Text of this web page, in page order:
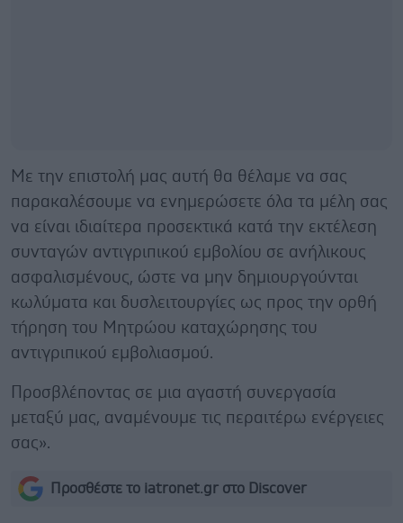
Με την επιστολή μας αυτή θα θέλαμε να σας
παρακαλέσουμε να ενημερώσετε όλα τα μέλη σας
να είναι ιδιαίτερα προσεκτικά κατά την εκτέλεση
συνταγών αντιγριπικού εμβολίου σε ανήλικους
ασφαλισμένους, ώστε να μην δημιουργούνται
κωλύματα και δυσλειτουργίες ως προς την ορθή
τήρηση του Μητρώου καταχώρησης του
αντιγριπικού εμβολιασμού.
Προσβλέποντας σε μια αγαστή συνεργασία
μεταξύ μας, αναμένουμε τις περαιτέρω ενέργειες
σας».
Προσθέστε το iatronet.gr στο Discover